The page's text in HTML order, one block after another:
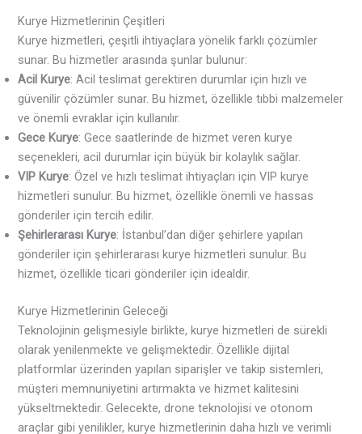
Kurye Hizmetlerinin Çeşitleri
Kurye hizmetleri, çeşitli ihtiyaçlara yönelik farklı çözümler
sunar. Bu hizmetler arasında şunlar bulunur:
Acil Kurye: Acil teslimat gerektiren durumlar için hızlı ve
güvenilir çözümler sunar. Bu hizmet, özellikle tıbbi malzemeler
ve önemli evraklar için kullanılır.
Gece Kurye: Gece saatlerinde de hizmet veren kurye
seçenekleri, acil durumlar için büyük bir kolaylık sağlar.
VIP Kurye: Özel ve hızlı teslimat ihtiyaçları için VIP kurye
hizmetleri sunulur. Bu hizmet, özellikle önemli ve hassas
gönderiler için tercih edilir.
Şehirlerarası Kurye: İstanbul’dan diğer şehirlere yapılan
gönderiler için şehirlerarası kurye hizmetleri sunulur. Bu
hizmet, özellikle ticari gönderiler için idealdir.
Kurye Hizmetlerinin Geleceği
Teknolojinin gelişmesiyle birlikte, kurye hizmetleri de sürekli
olarak yenilenmekte ve gelişmektedir. Özellikle dijital
platformlar üzerinden yapılan siparişler ve takip sistemleri,
müşteri memnuniyetini artırmakta ve hizmet kalitesini
yükseltmektedir. Gelecekte, drone teknolojisi ve otonom
araçlar gibi yenilikler, kurye hizmetlerinin daha hızlı ve verimli